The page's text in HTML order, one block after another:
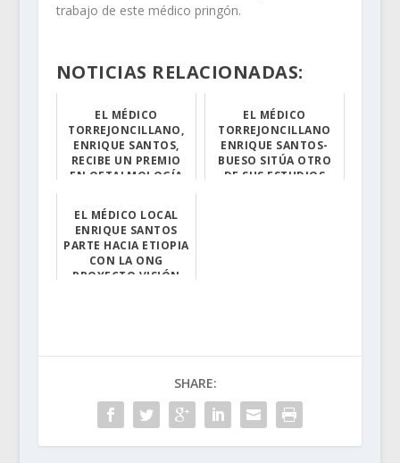
trabajo de este médico pringón.
NOTICIAS RELACIONADAS:
EL MÉDICO
TORREJONCILLANO,
ENRIQUE SANTOS,
RECIBE UN PREMIO
EN OFTALMOLOGÍA
EL MÉDICO
TORREJONCILLANO
ENRIQUE SANTOS-
BUESO SITÚA OTRO
DE SUS ESTUDIOS
EL MÉDICO LOCAL
ENRIQUE SANTOS
PARTE HACIA ETIOPIA
CON LA ONG
PROYECTO VISIÓN
SHARE: